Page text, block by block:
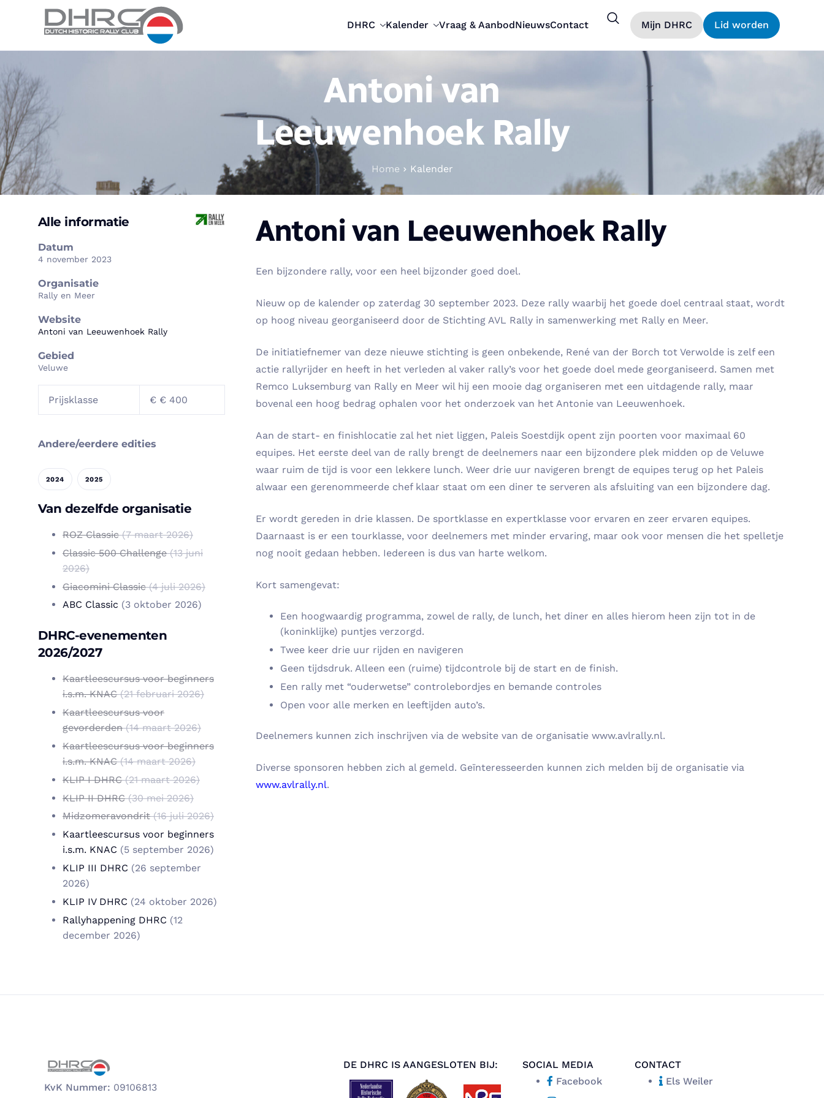
DHRC Kalender Vraag & AanbodNieuwsContact Mijn DHRC Lid worden
Antoni van
Leeuwenhoek Rally
Home Kalender
Alle informatie
Datum
4 november 2023
Organisatie
Rally en Meer
Website
Antoni van Leeuwenhoek Rally
Gebied
Veluwe
Prijsklasse € € 400
Andere/eerdere edities
2024 2025
Van dezelfde organisatie
ROZ Classic(7 maart 2026)
Classic 500 Challenge(13 juni
2026)
Giacomini Classic(4 juli 2026)
ABC Classic (3 oktober 2026)
DHRC-evenementen
2026/2027
Kaartleescursus voor beginners
i.s.m. KNAC(21 februari 2026)
Kaartleescursus voor
gevorderden(14 maart 2026)
Kaartleescursus voor beginners
i.s.m. KNAC(14 maart 2026)
KLIP I DHRC(21 maart 2026)
KLIP II DHRC(30 mei 2026)
Midzomeravondrit(16 juli 2026)
Kaartleescursus voor beginners
i.s.m. KNAC (5 september 2026)
KLIP III DHRC (26 september
2026)
KLIP IV DHRC (24 oktober 2026)
Rallyhappening DHRC (12
december 2026)
Antoni van Leeuwenhoek Rally
Een bijzondere rally, voor een heel bijzonder goed doel.
Nieuw op de kalender op zaterdag 30 september 2023. Deze rally waarbij het goede doel centraal staat, wordt
op hoog niveau georganiseerd door de Stichting AVL Rally in samenwerking met Rally en Meer.
De initiatiefnemer van deze nieuwe stichting is geen onbekende, René van der Borch tot Verwolde is zelf een
actie rallyrijder en heeft in het verleden al vaker rally’s voor het goede doel mede georganiseerd. Samen met
Remco Luksemburg van Rally en Meer wil hij een mooie dag organiseren met een uitdagende rally, maar
bovenal een hoog bedrag ophalen voor het onderzoek van het Antonie van Leeuwenhoek.
Aan de start- en finishlocatie zal het niet liggen, Paleis Soestdijk opent zijn poorten voor maximaal 60
equipes. Het eerste deel van de rally brengt de deelnemers naar een bijzondere plek midden op de Veluwe
waar ruim de tijd is voor een lekkere lunch. Weer drie uur navigeren brengt de equipes terug op het Paleis
alwaar een gerenommeerde chef klaar staat om een diner te serveren als afsluiting van een bijzondere dag.
Er wordt gereden in drie klassen. De sportklasse en expertklasse voor ervaren en zeer ervaren equipes.
Daarnaast is er een tourklasse, voor deelnemers met minder ervaring, maar ook voor mensen die het spelletje
nog nooit gedaan hebben. Iedereen is dus van harte welkom.
Kort samengevat:
Een hoogwaardig programma, zowel de rally, de lunch, het diner en alles hierom heen zijn tot in de
(koninklijke) puntjes verzorgd.
Twee keer drie uur rijden en navigeren
Geen tijdsdruk. Alleen een (ruime) tijdcontrole bij de start en de finish.
Een rally met “ouderwetse” controlebordjes en bemande controles
Open voor alle merken en leeftijden auto’s.
Deelnemers kunnen zich inschrijven via de website van de organisatie www.avlrally.nl.
Diverse sponsoren hebben zich al gemeld. Geïnteresseerden kunnen zich melden bij de organisatie via
www.avlrally.nl.
KvK Nummer: 09106813
DE DHRC IS AANGESLOTEN BIJ:
SOCIAL MEDIA
Facebook
CONTACT
Els Weiler